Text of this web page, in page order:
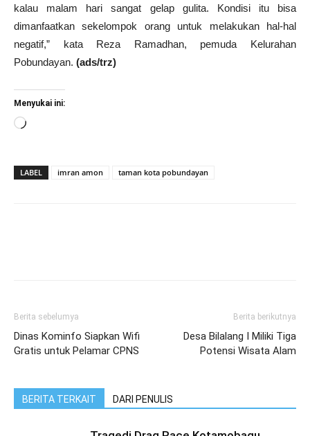
kalau malam hari sangat gelap gulita. Kondisi itu bisa
dimanfaatkan sekelompok orang untuk melakukan hal-hal
negatif,” kata Reza Ramadhan, pemuda Kelurahan
Pobundayan. (ads/trz)
Menyukai ini:
Memuat...
LABEL imran amon taman kota pobundayan
Berita sebelumya
Dinas Kominfo Siapkan Wifi
Gratis untuk Pelamar CPNS
Berita berikutnya
Desa Bilalang I Miliki Tiga
Potensi Wisata Alam
BERITA TERKAIT DARI PENULIS